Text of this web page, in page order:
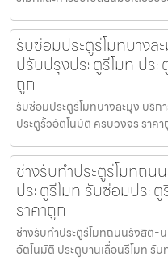
รับซ่อมประตูรีโมทบาง
ปรับปรุงประตูรีโมท ปร
ถูก
รับซ่อมประตูรีโมทบางละมุง บริ
ประตูรั้วอัตโนมัติ ครบวงจร ราค
ช่างรับทำประตูรีโมทถ
ประตูรีโมท รับซ่อมประ
ราคาถูก
ช่างรับทำประตูรีโมทถนนรังสิต-
อัตโนมัติ ประตูบานเลื่อนรีโมท รับ